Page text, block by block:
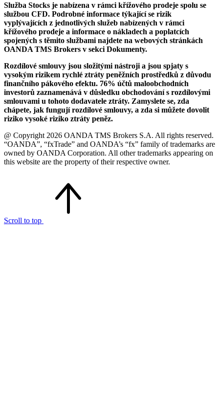
Služba Stocks je nabízena v rámci křížového prodeje spolu se
službou CFD. Podrobné informace týkající se rizik
vyplývajících z jednotlivých služeb nabízených v rámci
křížového prodeje a informace o nákladech a poplatcích
spojených s těmito službami najdete na webových stránkách
OANDA TMS Brokers v sekci Dokumenty.
Rozdílové smlouvy jsou složitými nástroji a jsou spjaty s
vysokým rizikem rychlé ztráty peněžních prostředků z důvodu
finančního pákového efektu. 76% účtů maloobchodních
investorů zaznamenává v důsledku obchodování s rozdílovými
smlouvami u tohoto dodavatele ztráty. Zamyslete se, zda
chápete, jak fungují rozdílové smlouvy, a zda si můžete dovolit
riziko vysoké riziko ztráty peněz.
@ Copyright 2026 OANDA TMS Brokers S.A. All rights reserved.
“OANDA”, “fxTrade” and OANDA’s “fx” family of trademarks are
owned by OANDA Corporation. All other trademarks appearing on
this website are the property of their respective owner.
Scroll to top